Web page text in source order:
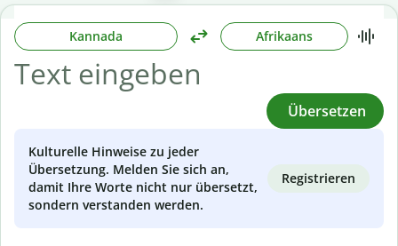
Kannada Afrikaans
Übersetzen
Kulturelle Hinweise zu jeder
Übersetzung. Melden Sie sich an,
damit Ihre Worte nicht nur übersetzt,
sondern verstanden werden.
Registrieren